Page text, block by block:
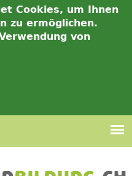
Cookies, um Ihnen
zu ermöglichen.
von